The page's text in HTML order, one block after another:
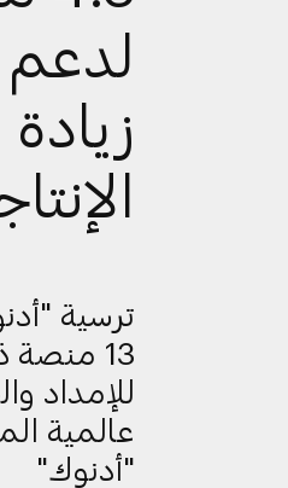
ترسية
13
للإمداد
عالمية
"أدنوك"